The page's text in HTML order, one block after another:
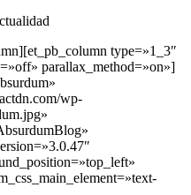
type=»1_3″
parallax_method=»on»]
wp-